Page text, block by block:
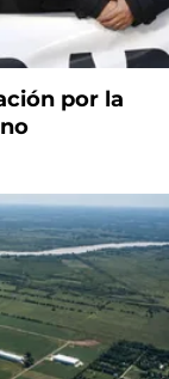
por la